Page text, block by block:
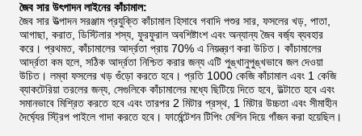
জৈব সার উৎপাদন লাইনের কাঁচামাল:
জৈব সার উত্পাদন সরঞ্জাম প্রযুক্তি কাঁচামাল হিসাবে গবাদি পশুর সার, ফসলের খড়, পাতা,
আগাছা, করাত, ডিস্টিলার শস্য, ফুরফুরাল অবশিষ্টাংশ এবং অন্যান্য জৈব বর্জ্য ব্যবহার
করে। প্রথমত, কাঁচামালের আর্দ্রতা প্রায় 70% এ নিয়ন্ত্রণ করা উচিত। কাঁচামালের
আর্দ্রতা কম হলে, সঠিক আর্দ্রতা নিশ্চিত করার জন্য এটি পুঙ্খানুপুঙ্খভাবে জল দেওয়া
উচিত। লম্বা ফসলের খড় গুঁড়ো করতে হবে। প্রতি 1000 কেজি কাঁচামাল এবং 1 কেজি
ব্যাকটেরিয়া তরলের জন্য, সেগুলিকে কাঁচামালের মধ্যে ছিটিয়ে দিতে হবে, উল্টাতে হবে এবং
সমানভাবে মিশ্রিত করতে হবে এবং তারপর 2 মিটার প্রস্থ, 1 মিটার উচ্চতা এবং সীমাহীন
দৈর্ঘ্যের স্ট্রিপ পাইলে গাদা করতে হবে। ফার্মেন্টেশন টিপিং মেশিন দিয়ে গাঁজন করা হয়েছিল।